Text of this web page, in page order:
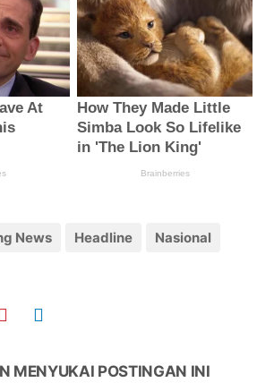
News Headline
Nasional
MENYUKAI POSTINGAN INI